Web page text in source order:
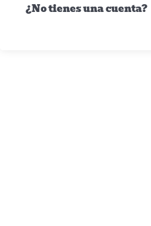
¿No tienes una cuenta?